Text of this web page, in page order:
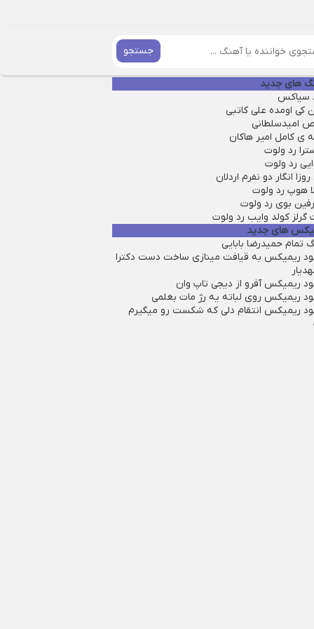
جستجو
های جدید
سیاکس
کی اومده علی کاتبی
امیدسلطانی
ی کامل امیر هاکان
رد ولوت
رد ولوت
انگار دو نفرم اردلان
هوپ رد ولوت
بوی رد ولوت
گرلز کولد وایب رد ولوت
های جدید
تمام حمیدرضا بابایی
ریمیکس به قیافت مینازی ساخت دست دکترا
ریمیکس آفرو از ديجی تاپ وان
ریمیکس روی لباته یه رژ مات بغلمی
ریمیکس انتقام دلی که شکست رو میگیرم